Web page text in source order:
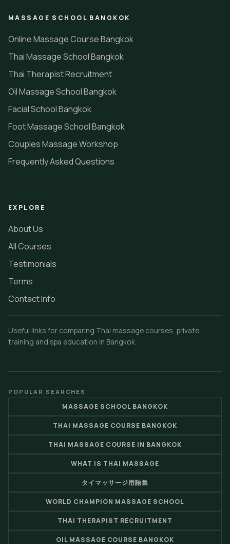
MASSAGE SCHOOL BANGKOK
Online Massage Course Bangkok
Thai Massage School Bangkok
Thai Therapist Recruitment
Oil Massage School Bangkok
Facial School Bangkok
Foot Massage School Bangkok
Couples Massage Workshop
Frequently Asked Questions
EXPLORE
About Us
All Courses
Testimonials
Terms
Contact Info
Useful links for comparing Thai massage courses, private
training and spa education in Bangkok.
POPULAR SEARCHES
MASSAGE SCHOOL BANGKOK
THAI MASSAGE COURSE BANGKOK
THAI MASSAGE COURSE IN BANGKOK
WHAT IS THAI MASSAGE
タイマッサージ用語集
WORLD CHAMPION MASSAGE SCHOOL
THAI THERAPIST RECRUITMENT
OIL MASSAGE COURSE BANGKOK